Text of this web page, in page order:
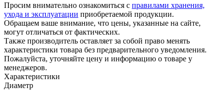
Просим внимательно ознакомиться с правилами хранения,
ухода и эксплуатации приобретаемой продукции.
Обращаем ваше внимание, что цены, указанные на сайте,
могут отличаться от фактических.
Также производитель оставляет за собой право менять
характеристики товара без предварительного уведомления.
Пожалуйста, уточняйте цену и информацию о товаре у
менеджеров.
Характеристики
Диаметр